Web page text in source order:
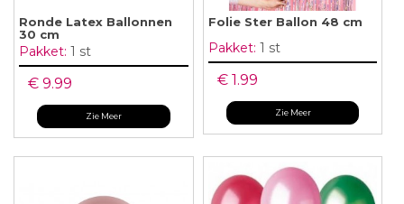
Ronde Latex Ballonnen
30 cm
Pakket: 1 st
€ 9.99
Zie Meer
Folie Ster Ballon 48 cm
Pakket: 1 st
€ 1.99
Zie Meer